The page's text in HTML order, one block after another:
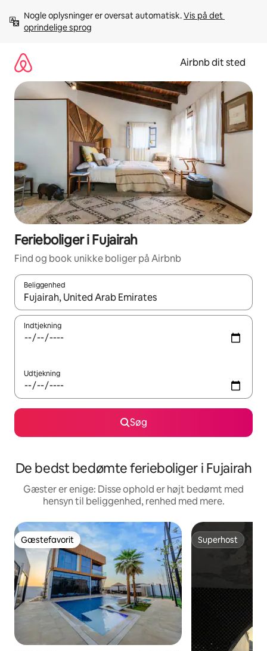
videre
Nogle oplysninger er oversat automatisk. Vis på det
oprindelige sprog
Airbnb dit sted
Ferieboliger i Fujairah
Find og book unikke boliger på Airbnb
Beliggenhed
Når resultaterne er tilgængelige, skal du navigere med
Indtjekning
Udtjekning
Søg
De bedst bedømte ferieboliger i Fujairah
Gæster er enige: Disse ophold er højt bedømt med
hensyn til beliggenhed, renhed med mere.
Gæstefavorit
Gæstefavorit Superhost
Superhost